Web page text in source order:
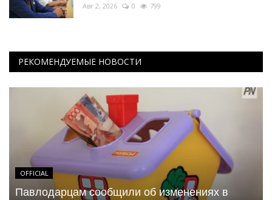
Авг 2, 2026 0 799
РЕКОМЕНДУЕМЫЕ НОВОСТИ
OFFICIAL
Павлодарцам сообщили об изменениях в